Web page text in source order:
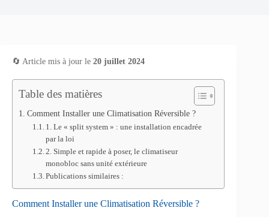
🔄 Article mis à jour le 20 juillet 2024
Table des matières
Comment Installer une Climatisation Réversible ?
1. Le « split system » : une installation encadrée
par la loi
2. Simple et rapide à poser, le climatiseur
monobloc sans unité extérieure
Publications similaires :
Comment Installer une Climatisation Réversible ?